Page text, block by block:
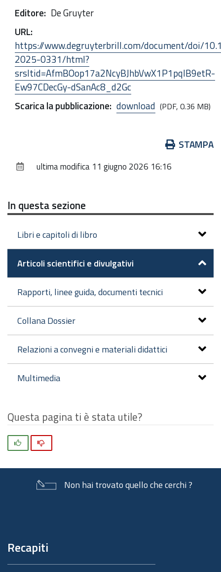
Editore: De Gruyter
URL:
https://www.degruyterbrill.com/document/doi/
2025-0331/html?
srsltid=AfmBOop17a2NcyBJhbVwX1P1pqIB9etR-
Ew97CDecGy-dSanAc8_d2Gc
Scarica la pubblicazione: download (PDF, 0.36 MB)
documento
STAMPA
ultima modifica 11 giugno 2026 16:16
In questa sezione
Libri e capitoli di libro
Articoli scientifici e divulgativi
Rapporti, linee guida, documenti tecnici
Collana Dossier
Relazioni a convegni e materiali didattici
Multimedia
Questa pagina ti è stata utile?
Non hai trovato quello che cerchi ?
pagina
Recapiti